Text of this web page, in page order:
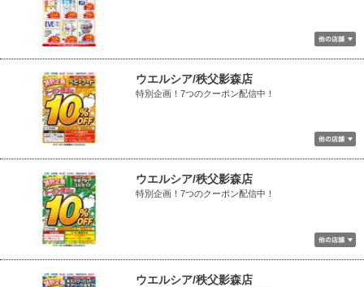
ウエルシア/秩父影森店
特別企画！7つのクーポン配信中！
ウエルシア/秩父影森店
特別企画！7つのクーポン配信中！
ウエルシア/秩父影森店